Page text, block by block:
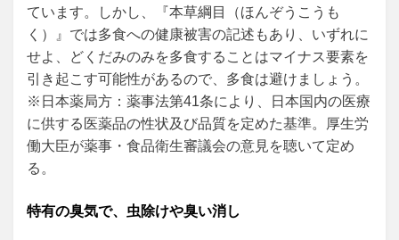
ています。しかし、『本草綱目（ほんぞうこうも
く）』では多食への健康被害の記述もあり、いずれに
せよ、どくだみのみを多食することはマイナス要素を
引き起こす可能性があるので、多食は避けましょう。
※日本薬局方：薬事法第41条により、日本国内の医療
に供する医薬品の性状及び品質を定めた基準。厚生労
働大臣が薬事・食品衛生審議会の意見を聴いて定め
る。
特有の臭気で、虫除けや臭い消し